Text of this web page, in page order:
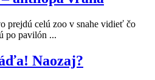
prejdú celú zoo v snahe vidieť čo
po pavilón ...
Naozaj?